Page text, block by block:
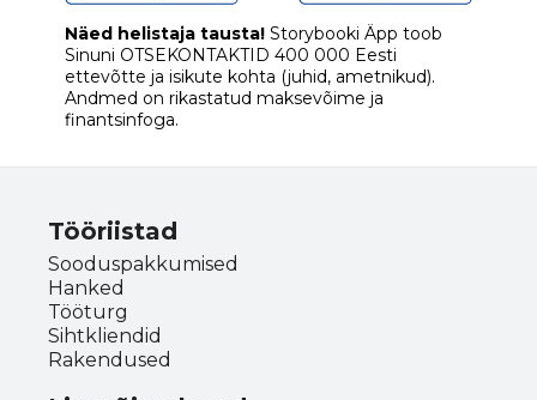
Näed helistaja tausta! Storybooki Äpp toob
Sinuni OTSEKONTAKTID 400 000 Eesti
ettevõtte ja isikute kohta (juhid, ametnikud).
Andmed on rikastatud maksevõime ja
finantsinfoga.
Tööriistad
Sooduspakkumised
Hanked
Tööturg
Sihtkliendid
Rakendused